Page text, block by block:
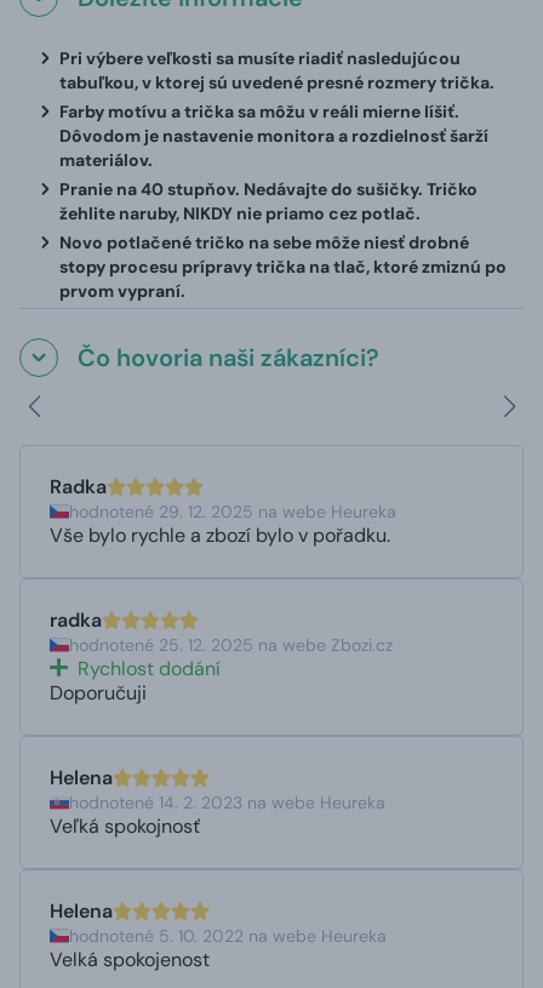
Pri výbere veľkosti sa musíte riadiť nasledujúcou
tabuľkou, v ktorej sú uvedené presné rozmery trička.
Farby motívu a trička sa môžu v reáli mierne líšiť.
Dôvodom je nastavenie monitora a rozdielnosť šarží
materiálov.
Pranie na 40 stupňov. Nedávajte do sušičky. Tričko
žehlite naruby, NIKDY nie priamo cez potlač.
Novo potlačené tričko na sebe môže niesť drobné
stopy procesu prípravy trička na tlač, ktoré zmiznú po
prvom vypraní.
Čo hovoria naši zákazníci?
Radka
hodnotené 29. 12. 2025 na webe Heureka
Vše bylo rychle a zbozí bylo v pořadku.
radka
hodnotené 25. 12. 2025 na webe Zbozi.cz
Rychlost dodání
Doporučuji
Helena
hodnotené 14. 2. 2023 na webe Heureka
Veľká spokojnosť
Helena
hodnotené 5. 10. 2022 na webe Heureka
Velká spokojenost